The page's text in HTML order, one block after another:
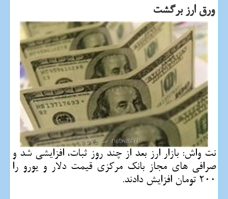
ورق ارز برگشت
نت واش: بازار ارز بعد از چند روز ثبات، افزایشی شد و
صرافی های مجاز بانك مركزی قیمت دلار و یورو را
200 تومان افزایش دادند.